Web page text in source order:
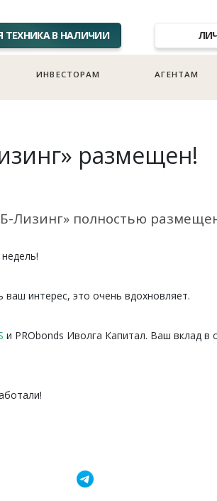
ТЕХНИКА В НАЛИЧИИ
ИНВЕСТОРАМ АГЕНТАМ
размещен!
Лизинг» полностью
интерес, это очень вдохновляет.
и PRObonds Иволга Капитал. Ваш вклад в